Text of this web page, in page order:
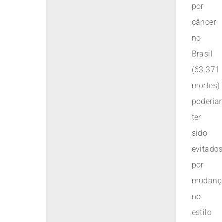
por
câncer
no
Brasil
(63.371
mortes)
ter
sido
por
no
estilo